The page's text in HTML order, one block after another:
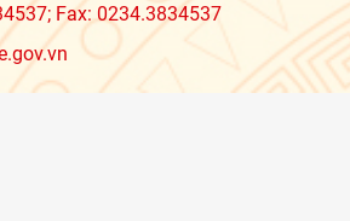
Fax: 0234.3834537